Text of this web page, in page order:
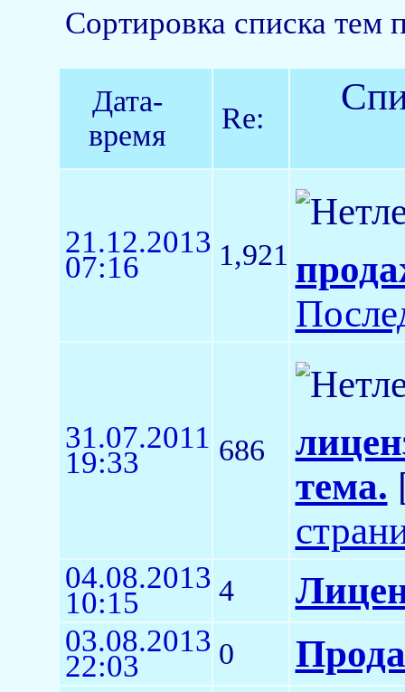
Сортировка списка тем
Дата-
время
Re:
21.12.2013
07:16 1,921
31.07.2011
19:33 686
тема.
04.08.2013
10:15 4
03.08.2013
22:03 0